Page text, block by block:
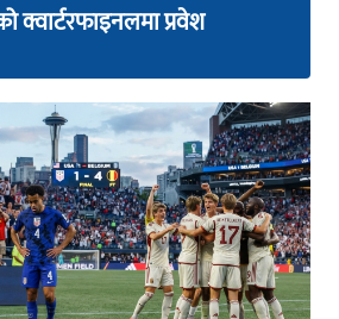
क्वार्टरफाइनलमा प्रवेश